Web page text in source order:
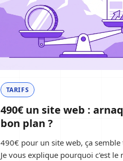
TARIFS
490€ un site web :
bon plan ?
490€ pour un site web, ça semble
Je vous explique pourquoi c'est le